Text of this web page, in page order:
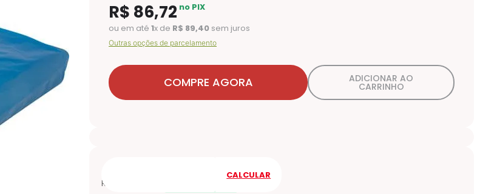
R$ 86,72 no PIX
ou em até 1x de R$ 89,40 sem juros
Outras opções de parcelamento
COMPRE AGORA ADICIONAR AO
CARRINHO